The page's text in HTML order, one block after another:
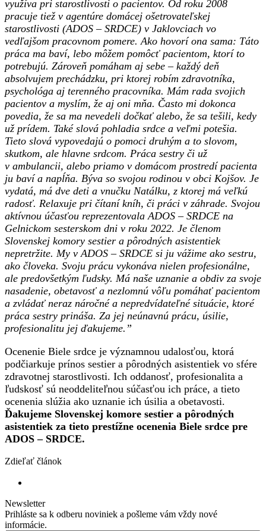
využíva pri starostlivosti o pacientov. Od roku 2008
pracuje tiež v agentúre domácej ošetrovateľskej
starostlivosti (ADOS – SRDCE) v Jaklovciach vo
vedľajšom pracovnom pomere. Ako hovorí ona sama: Táto
práca ma baví, lebo môžem pomôcť pacientom, ktorí to
potrebujú. Zároveň pomáham aj sebe – každý deň
absolvujem prechádzku, pri ktorej robím zdravotníka,
psychológa aj terenného pracovníka. Mám rada svojich
pacientov a myslím, že aj oni mňa. Často mi dokonca
povedia, že sa ma nevedeli dočkať alebo, že sa tešili, kedy
už prídem. Také slová pohladia srdce a veľmi potešia.
Tieto slová vypovedajú o pomoci druhým a to slovom,
skutkom, ale hlavne srdcom. Práca sestry či už
v ambulancii, alebo priamo v domácom prostredí pacienta
ju baví a napĺňa. Býva so svojou rodinou v obci Kojšov. Je
vydatá, má dve deti a vnučku Natálku, z ktorej má veľkú
radosť. Relaxuje pri čítaní kníh, či práci v záhrade. Svojou
aktívnou účasťou reprezentovala ADOS – SRDCE na
Gelnickom sesterskom dni v roku 2022. Je členom
Slovenskej komory sestier a pôrodných asistentiek
nepretržite. My v ADOS – SRDCE si ju vážime ako sestru,
ako človeka. Svoju prácu vykonáva nielen profesionálne,
ale predovšetkým ľudsky. Má naše uznanie a obdiv za svoje
nasadenie, obetavosť a nezlomnú vôľu pomáhať pacientom
a zvládať neraz náročné a nepredvídateľné situácie, ktoré
práca sestry prináša. Za jej neúnavnú prácu, úsilie,
profesionalitu jej ďakujeme.”
Ocenenie Biele srdce je významnou udalosťou, ktorá
podčiarkuje prínos sestier a pôrodných asistentiek vo sfére
zdravotnej starostlivosti. Ich oddanosť, profesionalita a
ľudskosť sú neoddeliteľnou súčasťou ich práce, a tieto
ocenenia slúžia ako uznanie ich úsilia a obetavosti.
Ďakujeme Slovenskej komore sestier a pôrodných
asistentiek za tieto prestížne ocenenia Biele srdce pre
ADOS – SRDCE.
Zdieľať článok
Newsletter
Prihláste sa k odberu noviniek a pošleme vám vždy nové
informácie.